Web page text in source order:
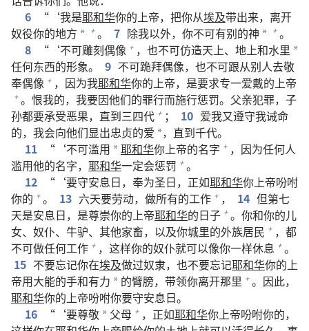
6
“‘我是耶和华你的上帝，把你从埃及带出来，离开
奴役你的地方 * + 。 7 除我以外，你不可有别的神 * + 。
8
“‘不可雕刻偶像 + ，也不可仿造天上、地上和水里 *
任何东西的形象。 9 不可跪拜偶像，也不可跟从别人去敬
奉偶像 + ，因为我耶和华你的上帝，是要求专一爱戴的上帝
+ 。恨我的，我要因他们的罪行而施行惩罚。父亲犯罪，子
孙都要承受恶果，直到三四代 + ； 10 爱我又遵守我诫命
的，我会向他们显出忠贞的爱 *，直到千代。
11
“‘不可滥用 *耶和华你上帝的名字 + ，因为任何人
滥用他的名字， 耶和华一定会惩罚 + 。
12
“‘要守安息日，奉为圣日，正如耶和华你上帝吩咐
你的 + 。 13 六天要劳动，做所有的工作 + ， 14 但第七
天是安息日，是尊崇你的上帝耶和华的日子 + 。你和你的儿
女、奴仆、牛驴、其他家畜，以及你城里的外族居民 + ，都
不可做任何工作 + ，这样你的奴仆就可以像你一样休息 + 。
15 不要忘记你在埃及做过奴隶，也不要忘记耶和华你的上
帝用大能的手和有力 * 的臂膀，带领你离开那里 + 。因此，
耶和华你的上帝吩咐你要守安息日。
16
“‘要尊敬 * 父母 + ，正如耶和华你上帝吩咐你的，